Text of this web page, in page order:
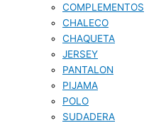
COMPLEMENTOS
CHALECO
CHAQUETA
JERSEY
PANTALON
PIJAMA
POLO
SUDADERA